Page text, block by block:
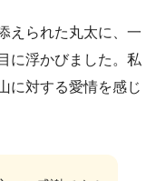
えられた丸太に、一
に浮かびました。私
に対する愛情を感じ